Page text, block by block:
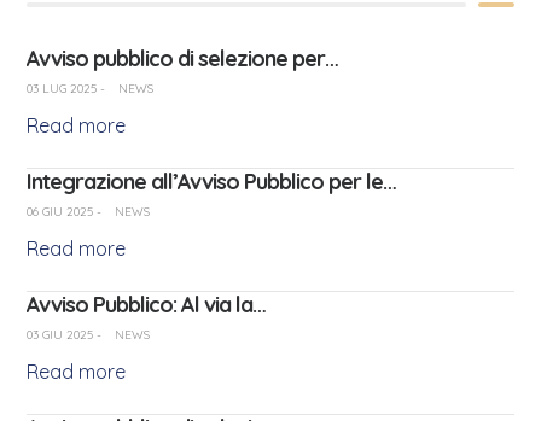
Avviso pubblico di selezione per…
03 LUG 2025 - NEWS
Read more
Integrazione all’Avviso Pubblico per le…
06 GIU 2025 - NEWS
Read more
Avviso Pubblico: Al via la…
03 GIU 2025 - NEWS
Read more